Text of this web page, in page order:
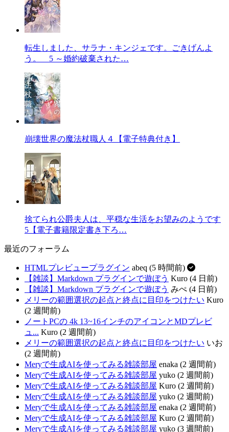
転生しました、サラナ・キンジェです。ごきげんよ
う。 5 ～婚約破棄された…
崩壊世界の魔法杖職人４【電子特典付き】
捨てられ公爵夫人は、平穏な生活をお望みのようです
5【電子書籍限定書き下ろ…
最近のフォーラム
HTMLプレビュープラグイン abeq (5 時間前)
【雑談】Markdown プラグインで遊ぼう Kuro (4 日前)
【雑談】Markdown プラグインで遊ぼう みぺ (4 日前)
メリーの範囲選択の起点と終点に目印をつけたい Kuro
(2 週間前)
ノートPCの 4k 13~16インチのアイコンとMDプレビ
ュ... Kuro (2 週間前)
メリーの範囲選択の起点と終点に目印をつけたい いお
(2 週間前)
Meryで生成AIを使ってみる雑談部屋 enaka (2 週間前)
Meryで生成AIを使ってみる雑談部屋 yuko (2 週間前)
Meryで生成AIを使ってみる雑談部屋 Kuro (2 週間前)
Meryで生成AIを使ってみる雑談部屋 yuko (2 週間前)
Meryで生成AIを使ってみる雑談部屋 enaka (2 週間前)
Meryで生成AIを使ってみる雑談部屋 Kuro (2 週間前)
Meryで生成AIを使ってみる雑談部屋 yuko (3 週間前)